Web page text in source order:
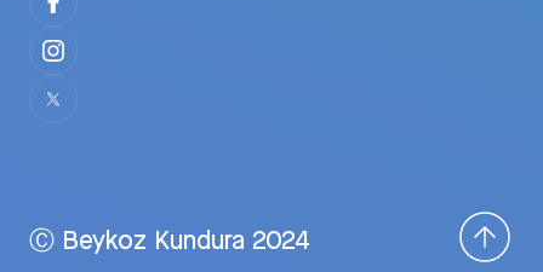
Ⓒ Beykoz Kundura 2024